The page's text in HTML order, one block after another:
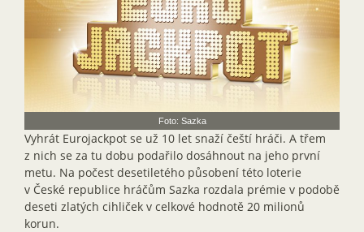
Foto: Sazka
Vyhrát Eurojackpot se už 10 let snaží čeští hráči. A třem
z nich se za tu dobu podařilo dosáhnout na jeho první
metu. Na počest desetiletého působení této loterie
v České republice hráčům Sazka rozdala prémie v podobě
deseti zlatých cihliček v celkové hodnotě 20 milionů
korun.